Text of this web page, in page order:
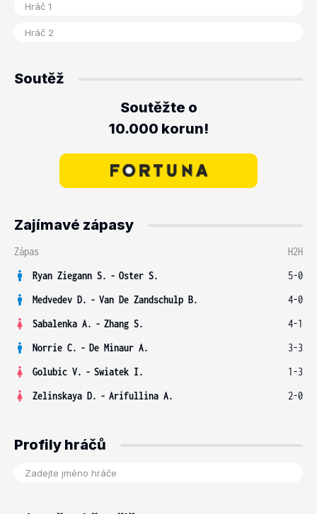
Soutěž
Soutěžte o
10.000 korun!
Zajímavé zápasy
Zápas
H2H
Ryan Ziegann S. - Oster S.
5-0
Medvedev D. - Van De Zandschulp B.
4-0
Sabalenka A. - Zhang S.
4-1
Norrie C. - De Minaur A.
3-3
Golubic V. - Swiatek I.
1-3
Zelinskaya D. - Arifullina A. 2-0
Profily hráčů